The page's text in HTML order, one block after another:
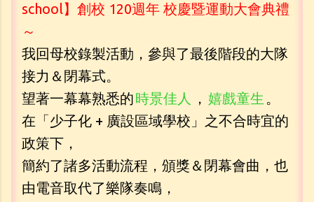
school】創校 120週年 校慶暨運動大會典禮
～
我回母校錄製活動，參與了最後階段的大隊
接力＆閉幕式。
望著一幕幕熟悉的時景佳人 ， 嬉戲童生 。
在「少子化 + 廣設區域學校」之不合時宜的
政策下，
簡約了諸多活動流程，頒獎＆閉幕會曲，也
由電音取代了樂隊奏鳴，